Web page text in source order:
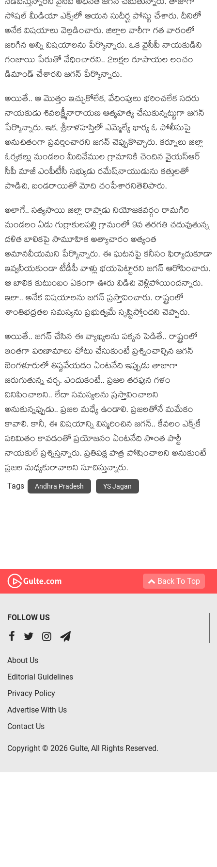
సోష‌ల్ మీడియా ఎక్స్‌లో ఆయ‌న సుదీర్ఘ పోస్టు చేశారు. దీనిలో
అనేక విష‌యాలు వెల్ల‌డించారు. జిల్లాల వారీగా గ‌త వారంలో
జ‌రిగిన అన్ని విష‌యాల‌ను పేర్కొన్నారు. ఒక వైసీపీ నాయ‌కుడిని
గంజాయి పేరుతో వేధించార‌ని.. 2ల‌క్ష‌ల రూపాయ‌ల లంచం
డిమాండ్ చేశార‌ని జ‌గ‌న్ పేర్కొన్నారు.
అయితే.. ఆ మొత్తం ఇచ్చుకోలేక‌, వేధింపులు భ‌రించ‌లేక స‌ద‌రు
నాయ‌కుడు శివ‌ల‌క్ష్మీనారాయ‌ణ ఆత్మహ‌త్య చేసుకున్న‌ట్టుగా జ‌గ‌న్
పేర్కొన్నారు. ఇక‌, శ్రీకాళ‌హ‌స్తిలో ఎమ్మెల్యే భార్య ఓ పోలీసుపై
అనుచితంగా ప్ర‌వ‌ర్తించార‌ని జ‌గ‌న్ చెప్పుకొచ్చారు. కర్నూలు జిల్లా
ఓర్వకల్లు మండలం మీదివేముల గ్రామానికి చెందిన వైయస్ఆర్
సీపీ మాజీ ఎంపీటీసీ సభ్యుడు రమేష్‌నాయుడును కత్తులతో
పొడిచి, బండరాయితో మోది చంపేశారనితెలిపారు.
అలాగే.. సత్యసాయి జిల్లా రాప్తాడు నియోజకవర్గం రామగిరి
మండలం ఏడు గుర్రాకులపల్లి గ్రామంలో 9వ తరగతి చదువుతున్న
దళిత బాలికపై సామూహిక అత్యాచారం అత్యంత
అమానవీయమ‌ని పేర్కొన్నారు. ఈ ఘటనపై కనీసం ఫిర్యాదుకూడా
ఇవ్వనీయకుండా టీడీపీ వాళ్లు భయపెట్టారని జ‌గ‌న్ ఆరోపించారు.
ఆ బాలిక కుటుంబం ఏకంగా ఊరు విడిచి వెళ్లిపోయింద‌న్నారు.
ఇలా.. అనేక విష‌యాల‌ను జ‌గ‌న్ ప్ర‌స్తావించారు. రాష్ట్రంలో
శాంతిభ‌ద్ర‌తల స‌మ‌స్యను ప్ర‌భుత్వ‌మే సృష్టిస్తోంద‌ని చెప్పారు.
అయితే.. జ‌గ‌న్ చేసిన ఈ వ్యాఖ్య‌ల‌ను ప‌క్క‌న పెడితే.. రాష్ట్రంలో
ఇంతగా ప‌రిణామాలు చోటు చేసుకుంటే ప్ర‌శ్నించాల్సిన జ‌గ‌న్
బెంగ‌ళూరులో తిష్ఠ‌వేయడం ఏంట‌నేది ఇప్పుడు తాజాగా
జ‌రుగుతున్న చ‌ర్చ‌. ఎందుకంటే.. ప్ర‌జ‌ల త‌ర‌ఫున గ‌ళం
వినిపించాల‌ని.. లేదా స‌మ‌స్య‌ల‌ను ప్ర‌స్తావించాల‌ని
అనుకున్నప్పుడు.. ప్ర‌జ‌ల మ‌ధ్యే ఉండాలి. ప్ర‌జ‌ల‌తోనే మ‌మేకం
కావాలి. కానీ, ఈ విష‌యాన్ని విస్మ‌రించిన జ‌గ‌న్‌.. కేవ‌లం ఎక్స్‌కే
ప‌రిమితం కావ‌డంతో ప్ర‌యోజ‌నం ఏంట‌నేది సొంత పార్టీ
నాయ‌కులే ప్ర‌శ్నిస్త‌న్నారు. ప్ర‌తిప‌క్ష పాత్ర పోషించాల‌ని అనుకుంటే
ప్ర‌జ‌ల మ‌ధ్య‌కురావాల‌ని సూచిస్తున్నారు.
Tags Andhra Pradesh YS Jagan
Back To Top
FOLLOW US
About Us
Editorial Guidelines
Privacy Policy
Advertise With Us
Contact Us
Copyright © 2026 Gulte, All Rights Reserved.